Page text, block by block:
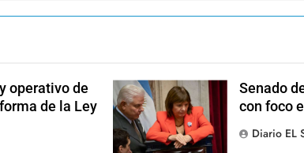
operativo de
de la Ley
Senado
con foco
Diario EL